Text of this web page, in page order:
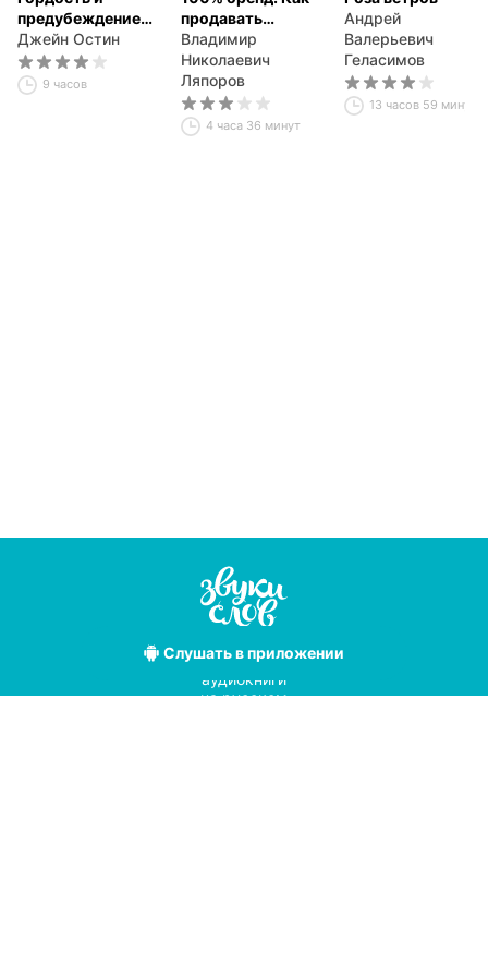
предубеждение
(сокращенный
пересказ)
Джейн Остин
9 часов
продавать
счастье
Владимир
Николаевич
Ляпоров
4 часа 36 минут
Андрей
Валерьевич
Геласимов
13 часов 59 минут
Слушатьв приложении
Лучшие
аудиокниги
на русском